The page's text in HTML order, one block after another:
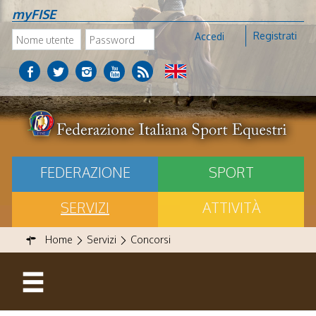
myFISE
Accedi Registrati
FEDERAZIONE
SPORT
SERVIZI
ATTIVITÀ
Home Servizi Concorsi